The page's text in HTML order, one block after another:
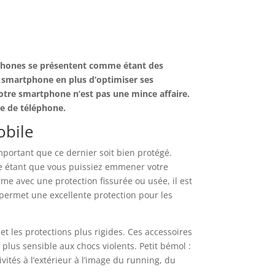
se présentent comme étant des
en plus d’optimiser ses
smartphone n’est pas une mince affaire.
de téléphone.
que ce dernier soit bien protégé.
que vous puissiez emmener votre
avec une protection fissurée ou usée, il est
une excellente protection pour les
les protections plus rigides. Ces accessoires
sensible aux chocs violents. Petit bémol :
à l’extérieur à l’image du running, du